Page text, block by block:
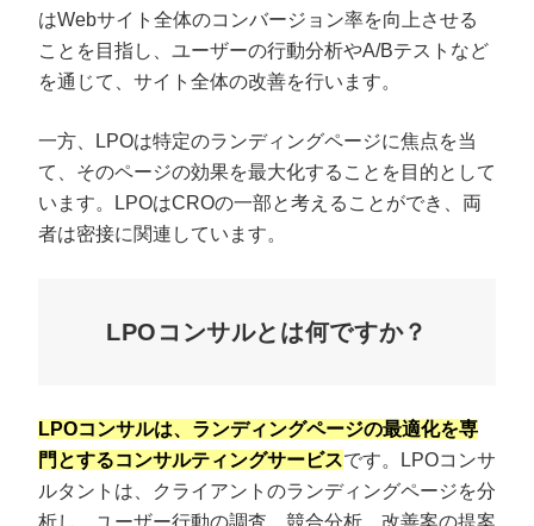
プロに無料相談をする 会社概要資料をダウ
StockSun株式会社〒160-0023 東京都新宿区西新宿3丁目8番3号 新都心
サイトマッププライバシーポリシー
はWebサイト全体のコンバージョン率を向上させる
ことを目指し、ユーザーの行動分析やA/Bテストなど
を通じて、サイト全体の改善を行います。
一方、LPOは特定のランディングページに焦点を当
て、そのページの効果を最大化することを目的として
います。LPOはCROの一部と考えることができ、両
者は密接に関連しています。
LPOコンサルとは何ですか？
LPOコンサルは、ランディングページの最適化を専
門とするコンサルティングサービスです。LPOコンサ
ルタントは、クライアントのランディングページを分
析し、ユーザー行動の調査、競合分析、改善案の提案